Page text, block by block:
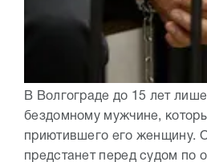
В Волгограде до 15 лет
бездомному мужчине,
приютившего его женщину.
предстанет перед судом по